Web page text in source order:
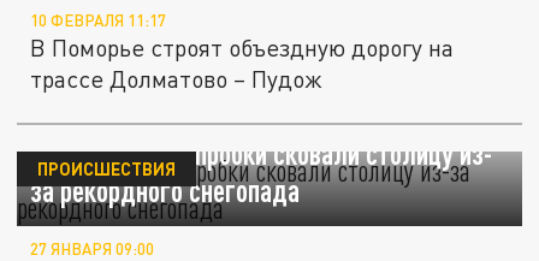
10 ФЕВРАЛЯ 11:17
В Поморье строят объездную дорогу на
трассе Долматово – Пудож
Семибалльные пробки сковали столицу из-
за рекордного снегопада
ПРОИСШЕСТВИЯ
27 ЯНВАРЯ 09:00